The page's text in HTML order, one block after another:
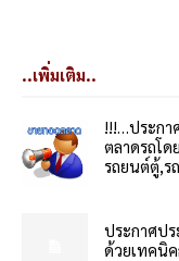
..เพิ่มเติม..
!!!…ประกา
ตลาดรถโด
รถยนต์ตู้,ร
ประกาศป
ด้วยเทคนิ